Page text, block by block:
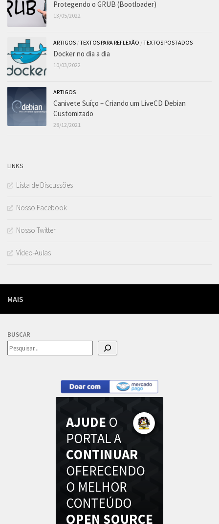
Protegendo o GRUB (Bootloader)
13/05/2022
ARTIGOS /TEXTOS PARA REFLEXÃO /TEXTOS POSTADOS
Docker no dia a dia
10/03/2022
ARTIGOS
Canivete Suíço – Criando um LiveCD Debian
Customizado
28/12/2021
LINKS
Lista de Discussões
Nosso Facebook
Nosso Twitter
Vídeo-Aulas
MAIS
BUSCAR